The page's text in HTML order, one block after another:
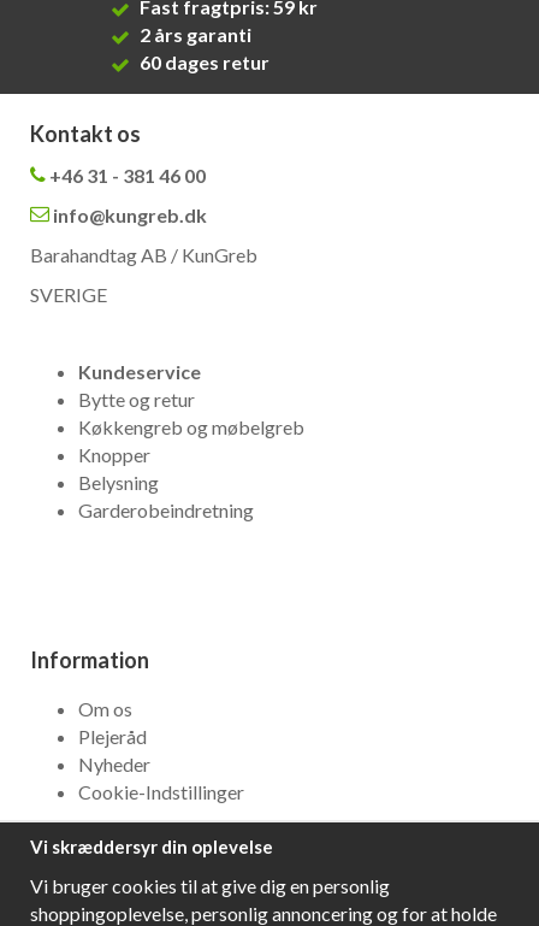
Fast fragtpris: 59 kr
2 års garanti
60 dages retur
Kontakt os
+46 31 - 381 46 00
info@kungreb.dk
Barahandtag AB / KunGreb
SVERIGE
Kundeservice
Bytte og retur
Køkkengreb og møbelgreb
Knopper
Belysning
Garderobeindretning
Information
Om os
Plejeråd
Nyheder
Cookie-Indstillinger
NYHEDSBREV
Få bedste tilbud og\r spændende nye produkter!
Vi skræddersyr din oplevelse
Vi bruger cookies til at give dig en personlig
shoppingoplevelse, personlig annoncering og for at holde